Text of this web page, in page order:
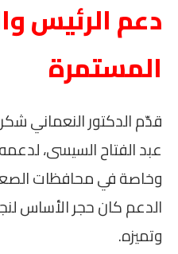
دعم الرئيس
المستمرة
قدّم الدكتور النعماني
عبد الفتاح السيسى،
وخاصة في محافظات
الدعم كان حجر الأساس
وتميزه.